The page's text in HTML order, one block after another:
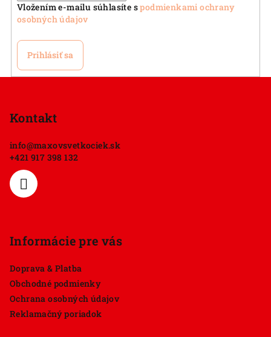
Vložením e-mailu súhlasíte spodmienkami ochrany
osobných údajov
Prihlásiť sa
Kontakt
info@maxovsvetkociek.sk
+421 917 398 132
Informácie pre vás
Doprava & Platba
Obchodné podmienky
Ochrana osobných údajov
Reklamačný poriadok